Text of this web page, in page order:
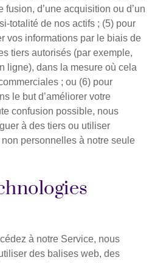
fusion, d’une acquisition ou d’un
totalité de nos actifs ; (5) pour
vos informations par le biais de
tiers autorisés (par exemple,
ligne), dans la mesure où cela
; ou (6) pour
le but d’améliorer votre
confusion possible, nous
à des tiers ou utiliser
personnelles à notre seule
à notre Service, nous
des balises web, des